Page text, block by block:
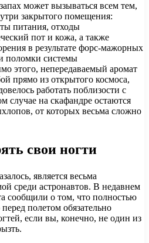
может вызываться всем тем,
закрытого помещения:
питания, отходы
пот и кожа, а также
в результате форс-мажорных
поломки системы
этого, непередаваемый аромат
прямо из открытого космоса,
работать поблизости с
случае на скафандре остаются
от которых весьма сложно
свои ногти
является весьма
среди астронавтов. В недавнем
сообщили о том, что полностью
полетом обязательно
если вы, конечно, не один из